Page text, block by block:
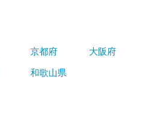
京都府
大阪府
和歌山県